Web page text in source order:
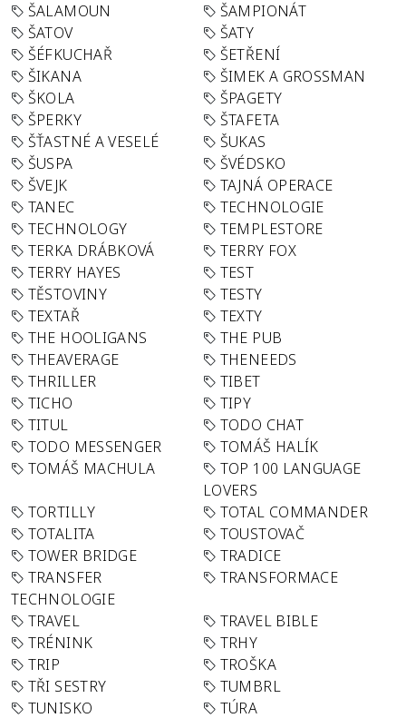
ŠALAMOUN
ŠAMPIONÁT
ŠATOV
ŠATY
ŠÉFKUCHAŘ
ŠETŘENÍ
ŠIKANA
ŠIMEK A GROSSMAN
ŠKOLA
ŠPAGETY
ŠPERKY
ŠTAFETA
ŠŤASTNÉ A VESELÉ
ŠUKAS
ŠUSPA
ŠVÉDSKO
ŠVEJK
TAJNÁ OPERACE
TANEC
TECHNOLOGIE
TECHNOLOGY
TEMPLESTORE
TERKA DRÁBKOVÁ
TERRY FOX
TERRY HAYES
TEST
TĚSTOVINY
TESTY
TEXTAŘ
TEXTY
THE HOOLIGANS
THE PUB
THEAVERAGE
THENEEDS
THRILLER
TIBET
TICHO
TIPY
TITUL
TODO CHAT
TODO MESSENGER
TOMÁŠ HALÍK
TOMÁŠ MACHULA
TOP 100 LANGUAGE
LOVERS
TORTILLY
TOTAL COMMANDER
TOTALITA
TOUSTOVAČ
TOWER BRIDGE
TRADICE
TRANSFER
TECHNOLOGIE
TRANSFORMACE
TRAVEL
TRAVEL BIBLE
TRÉNINK
TRHY
TRIP
TROŠKA
TŘI SESTRY
TUMBRL
TUNISKO
TÚRA